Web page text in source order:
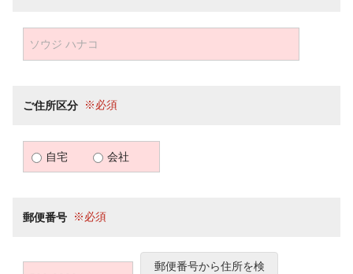
ご住所区分
自宅 会社
郵便番号
郵便番号から住所を検